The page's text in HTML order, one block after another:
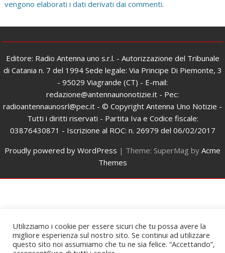
vengono elaborati i dati derivati dai commenti.
Editore: Radio Antenna uno s.r.l. - Autorizzazione del Tribunale
di Catania n. 7 del 1994 Sede legale: Via Principe Di Piemonte, 3
- 95029 Viagrande (CT) - E-mail:
redazione@antennaunonotizie.it - Pec:
radioantennaunosrl@pec.it - © Copyright Antenna Uno Notizie -
Tutti i diritti riservati - Partita Iva e Codice fiscale:
03876430871 - Iscrizione al ROC: n. 26979 del 06/02/2017
Proudly powered by WordPress | Theme: SuperMag by Acme
Themes
Utilizziamo i cookie per essere sicuri che tu possa avere la
migliore esperienza sul nostro sito. Se continui ad utilizzare
questo sito noi assumiamo che tu ne sia felice. “Accettando”,